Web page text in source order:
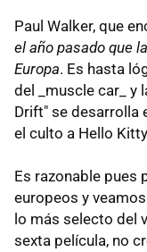
Paul Walker, que
el año pasado que
Europa. Es hasta
del _muscle car_ y
Drift" se desarrolla
el culto a Hello
Es razonable pues
europeos y
lo más selecto del
sexta película, no